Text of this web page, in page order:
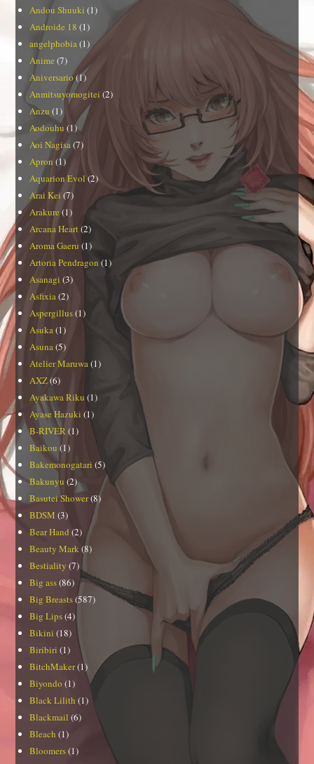
Andou Shuuki (1)
Androide 18 (1)
angelphobia(1)
Anime (7)
Aniversario(1)
Anmitsuyomogitei (2)
Anzu (1)
Aodouhu (1)
Aoi Nagisa(7)
Apron (1)
Aquarion Evol (2)
Arai Kei(7)
Arakure(1)
Arcana Heart(2)
Aroma Gaeru (1)
Artoria Pendragon (1)
Asanagi (3)
Asfixia(2)
Aspergillus(1)
Asuka(1)
Asuna(5)
Atelier Maruwa(1)
AXZ(6)
Ayakawa Riku(1)
Ayase Hazuki (1)
B-RIVER (1)
Baikou (1)
Bakemonogatari (5)
Bakunyu (2)
Basutei Shower(8)
BDSM (3)
Bear Hand (2)
Beauty Mark (8)
Bestiality (7)
Big ass(86)
Big Breasts(587)
Big Lips(4)
Bikini (18)
Biribiri (1)
BitchMaker(1)
Biyondo (1)
Black Lilith (1)
Blackmail (6)
Bleach (1)
Bloomers(1)